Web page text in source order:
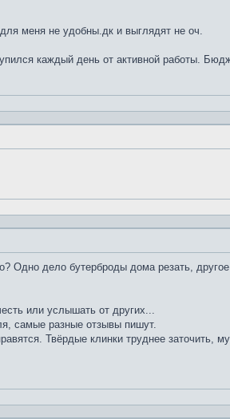
меня не удобны.дк и выглядят не оч.
каждый день от активной работы.
дело бутерброды дома резать,
или услышать от других...
самые разные отзывы пишут.
Твёрдые клинки труднее заточить,